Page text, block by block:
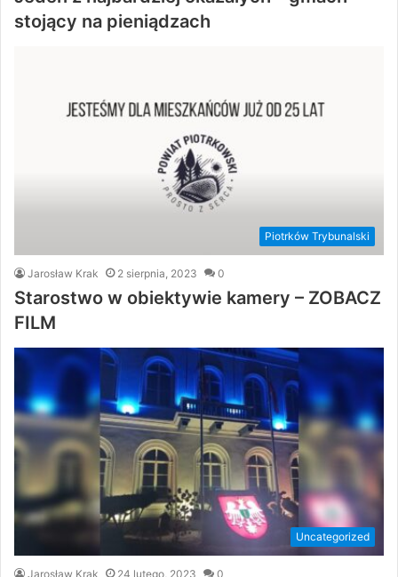
stojący na pieniądzach
Piotrków Trybunalski
Jarosław Krak 2 sierpnia, 2023 0
Starostwo w obiektywie kamery – ZOBACZ
FILM
Uncategorized
Jarosław Krak 24 lutego, 2023 0